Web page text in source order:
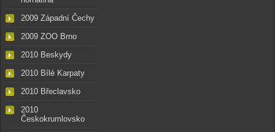
2009 Západní Čechy
2009 ZOO Brno
2010 Beskydy
2010 Bílé Karpaty
2010 Břeclavsko
2010
Českokrumlovsko